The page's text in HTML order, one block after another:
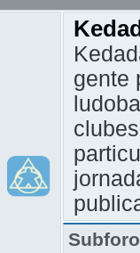
gente